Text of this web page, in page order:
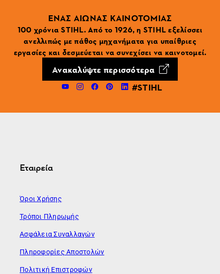
ΕΝΑΣ ΑΙΩΝΑΣ ΚΑΙΝΟΤΟΜΙΑΣ
100 χρόνια STIHL. Από το 1926, η STIHL εξελίσσει
ανελλιπώς με πάθος μηχανήματα για υπαίθριες
εργασίες και δεσμεύεται να συνεχίσει να καινοτομεί.
Ανακαλύψτε περισσότερα
#STIHL
Εταιρεία
Όροι Χρήσης
Τρόποι Πληρωμής
Ασφάλεια Συναλλαγών
Πληροφορίες Αποστολών
Πολιτική Επιστροφών